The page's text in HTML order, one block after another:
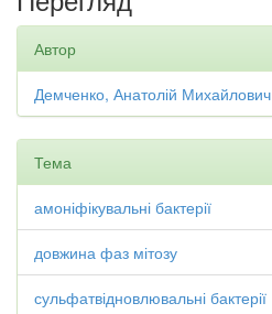
Автор
Демченко, Анатолій Михайлович
Тема
амоніфікувальні бактерії
довжина фаз мітозу
сульфатвідновлювальні бактерії